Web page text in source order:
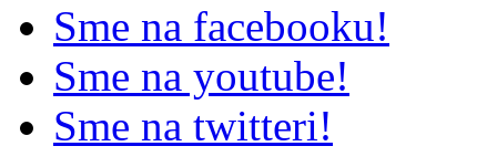
Sme na facebooku!
Sme na youtube!
Sme na twitteri!